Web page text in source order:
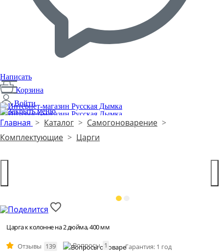
Написать
Корзина
Войти
Производим с 2014 года
1
Главная > Каталог > Самогоноварение >
Комплектующие > Царги
Царга к колонне на 2 дюйма, 400 мм
Отзывы 139 Вопросы 1 Гарантия: 1 год